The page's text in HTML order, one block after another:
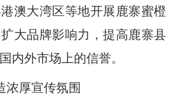
澳大湾区等地开展鹿寨蜜橙
大品牌影响力，提高鹿寨县
内外市场上的信誉。
浓厚宣传氛围